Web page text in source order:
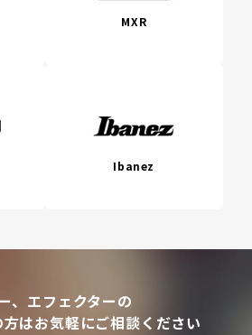
MXR
Ibanez
、エフェクターの
はお気軽にご相談ください